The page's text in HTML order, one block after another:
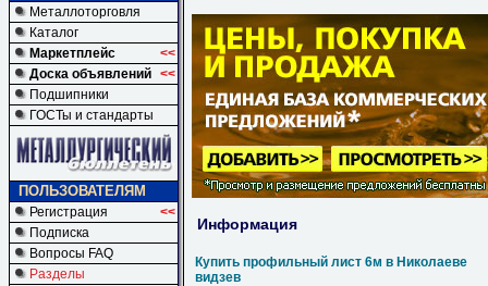
Металлоторговля
Каталог
Маркетплейс
<<
Доска объявлений <<
Подшипники
ГОСТы и стандарты
ПОЛЬЗОВАТЕЛЯМ
Регистрация
<<
Подписка
Вопросы FAQ
Разделы
Информация
Купить профильный лист 6м в Николаеве
видзев